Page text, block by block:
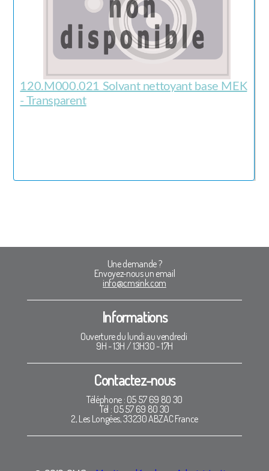
120.M000.021 Solvant nettoyant base MEK
- Transparent
Une demande ?
Envoyez-nous un email
info@cmsink.com
Informations
Ouverture du lundi au vendredi
9H - 13H / 13H30 - 17H
Contactez-nous
Téléphone : 05 57 69 80 30
Tél : 05 57 69 80 30
2, Les Longées, 33230 ABZAC France